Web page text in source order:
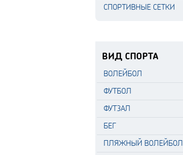
СПОРТИВНЫЕ СЕТКИ
ВИД СПОРТА
ВОЛЕЙБОЛ
ФУТБОЛ
ФУТЗАЛ
БЕГ
ПЛЯЖНЫЙ ВОЛЕЙБОЛ